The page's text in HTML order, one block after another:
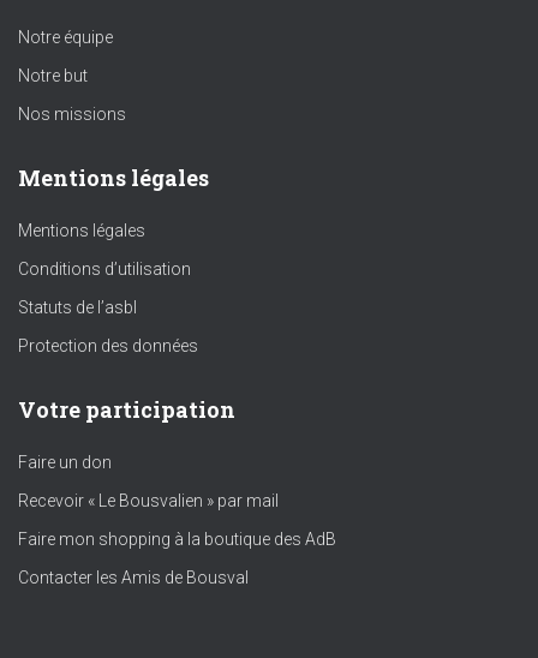
Notre équipe
Notre but
Nos missions
Mentions légales
Mentions légales
Conditions d’utilisation
Statuts de l’asbl
Protection des données
Votre participation
Faire un don
Recevoir « Le Bousvalien » par mail
Faire mon shopping à la boutique des AdB
Contacter les Amis de Bousval